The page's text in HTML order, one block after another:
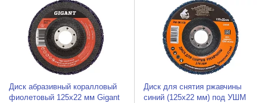
Диск абразивный коралловый
фиолетовый 125х22 мм Gigant
Диск для снятия ржавчины
синий (125х22 мм) под УШМ